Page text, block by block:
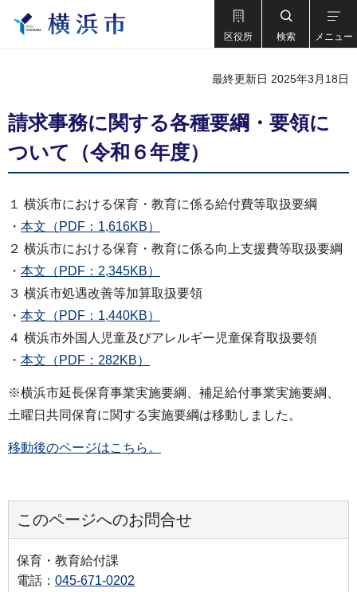
区役所 検索 メニュー
最終更新日 2025年3月18日
請求事務に関する各種要綱・要領に
ついて（令和６年度）
１ 横浜市における保育・教育に係る給付費等取扱要綱
・ 本文（PDF：1,616KB）
２ 横浜市における保育・教育に係る向上支援費等取扱要綱
・ 本文（PDF：2,345KB）
３ 横浜市処遇改善等加算取扱要領
・ 本文（PDF：1,440KB）
４ 横浜市外国人児童及びアレルギー児童保育取扱要領
・ 本文（PDF：282KB）
※横浜市延長保育事業実施要綱、補足給付事業実施要綱、
土曜日共同保育に関する実施要綱は移動しました。
移動後のページはこちら。
このページへのお問合せ
保育・教育給付課
電話： 045-671-0202